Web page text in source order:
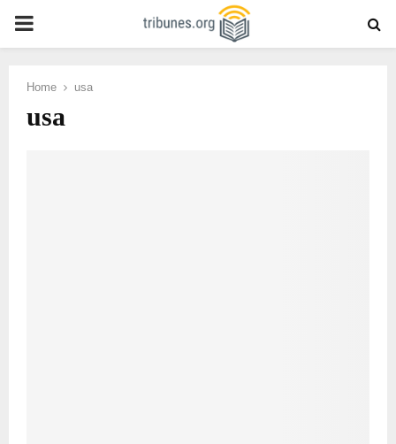
PRIMARY
Home usa
usa